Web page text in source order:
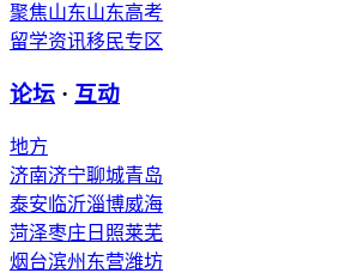
聚焦山东山东高考
留学资讯移民专区
论坛 · 互动
地方
济南济宁聊城青岛
泰安 临沂淄博威海
菏泽枣庄 日照莱芜
烟台滨州 东营潍坊